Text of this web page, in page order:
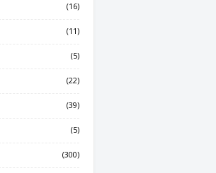
(16)
(11)
(5)
(22)
(39)
(5)
(300)